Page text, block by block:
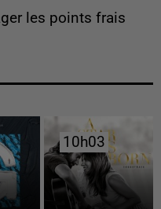
les points frais
10h03
10h03